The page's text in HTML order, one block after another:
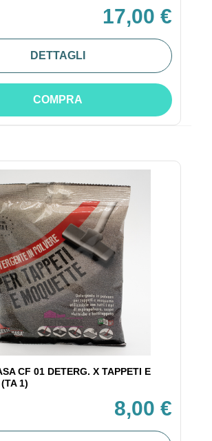
17,00 €
DETTAGLI
COMPRA
CF 01 DETERG. X TAPPETI E
1)
8,00 €